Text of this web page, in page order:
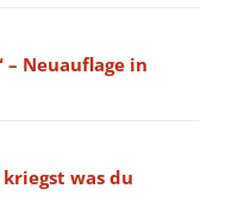
– Neuauflage in
was du